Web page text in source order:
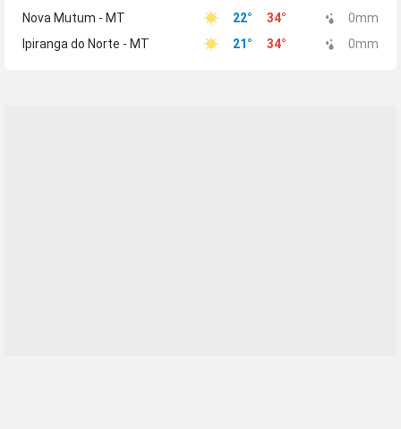
Nova Mutum - MT
22° 34° 0mm
Ipiranga do Norte - MT
21° 34° 0mm